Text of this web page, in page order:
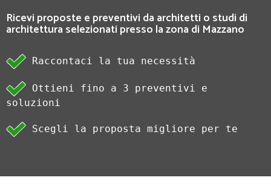
Ricevi proposte e preventivi da architetti o studi di
architettura selezionati presso la zona di Mazzano
Raccontaci la tua necessità
Ottieni fino a 3 preventivi e
soluzioni
Scegli la proposta migliore per te